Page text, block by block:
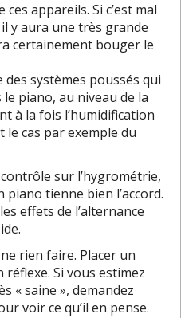
appareils. Si c’est mal
y aura une très grande
certainement bouger le
des systèmes poussés qui
le piano, au niveau de la
à la fois l’humidification
le cas par exemple du
sur l’hygrométrie,
tienne bien l’accord.
effets de l’alternance
rien faire. Placer un
Si vous estimez
« saine », demandez
voir ce qu’il en pense.